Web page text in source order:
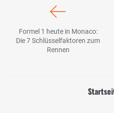
Formel 1 heute in Monaco:
Die 7 Schlüsselfaktoren zum
Rennen